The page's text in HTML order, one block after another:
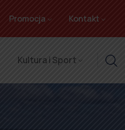
Promocja Kontakt
Kultura i Sport